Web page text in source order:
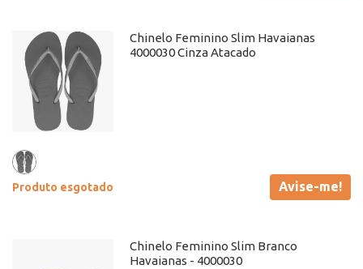
Chinelo Feminino Slim Havaianas
4000030 Cinza Atacado
Produto esgotado Avise-me!
Chinelo Feminino Slim Branco
Havaianas - 4000030